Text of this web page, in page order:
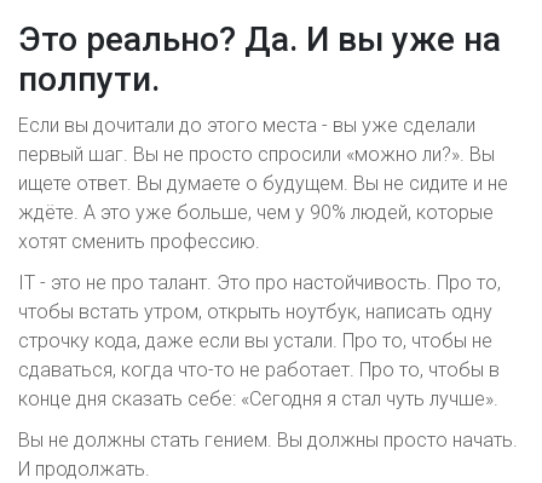
Это реально? Да. И вы уже на
полпути.
Если вы дочитали до этого места - вы уже сделали
первый шаг. Вы не просто спросили «можно ли?». Вы
ищете ответ. Вы думаете о будущем. Вы не сидите и не
ждёте. А это уже больше, чем у 90% людей, которые
хотят сменить профессию.
IT - это не про талант. Это про настойчивость. Про то,
чтобы встать утром, открыть ноутбук, написать одну
строчку кода, даже если вы устали. Про то, чтобы не
сдаваться, когда что-то не работает. Про то, чтобы в
конце дня сказать себе: «Сегодня я стал чуть лучше».
Вы не должны стать гением. Вы должны просто начать.
И продолжать.